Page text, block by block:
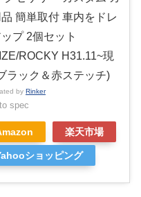
簡単取付 車内をドレ
プ 2個セット
ROCKY H31.11~現
ラック＆赤ステッチ)
by Rinker
spec
楽天市場
ショッピング